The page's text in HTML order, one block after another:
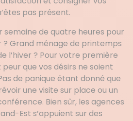
pas présent.
semaine de quatre heures pour
? Grand ménage de printemps
l’hiver ? Pour votre première
peur que vos désirs ne soient
de panique étant donné que
une visite sur place ou un
Bien sûr, les agences
Est s’appuient sur des